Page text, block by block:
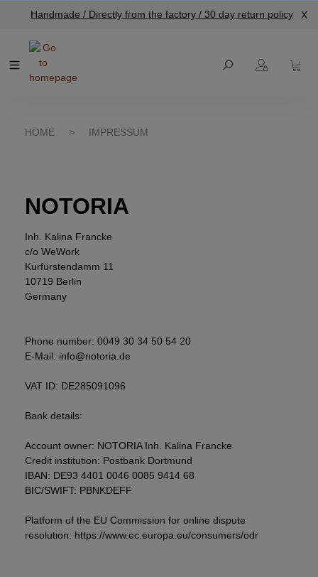
content
Handmade / Directly from the factory / 30 day return policy X
HOME > IMPRESSUM
NOTORIA
Inh. Kalina Francke
c/o WeWork
Kurfürstendamm 11
10719 Berlin
Germany
Phone number: 0049 30 34 50 54 20
E-Mail: info@notoria.de
VAT ID: DE285091096
Bank details:
Account owner: NOTORIA Inh. Kalina Francke
Credit institution: Postbank Dortmund
IBAN: DE93 4401 0046 0085 9414 68
BIC/SWIFT: PBNKDEFF
Platform of the EU Commission for online dispute
resolution: https://www.ec.europa.eu/consumers/odr